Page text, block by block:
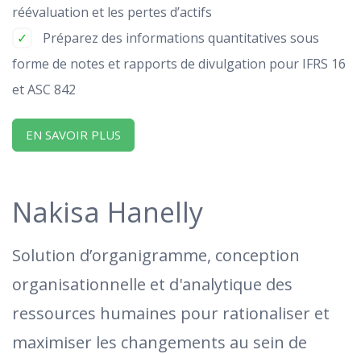
réévaluation et les pertes d’actifs
Préparez des informations quantitatives sous
forme de notes et rapports de divulgation pour IFRS 16
et ASC 842
EN SAVOIR PLUS
Nakisa Hanelly
Solution d’organigramme, conception
organisationnelle et d'analytique des
ressources humaines pour rationaliser et
maximiser les changements au sein de